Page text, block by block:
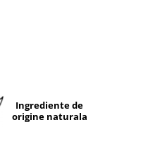
Ingrediente de
origine naturala